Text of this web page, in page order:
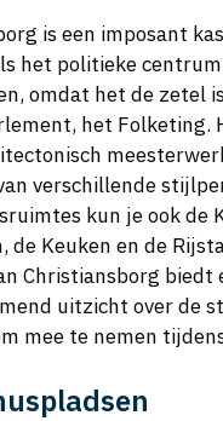
is een imposant
het politieke centrum
omdat het de zetel
het Folketing.
verschillende
kun je ook de
de Keuken en de
Christiansborg biedt
uitzicht over de
mee te nemen